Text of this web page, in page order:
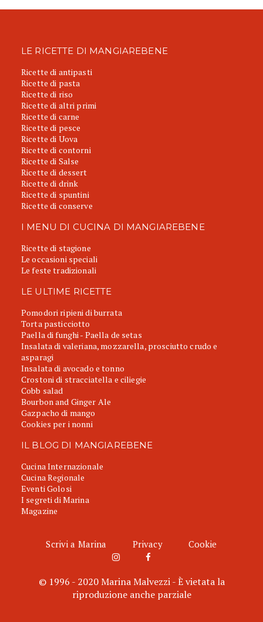
LE RICETTE DI MANGIAREBENE
Ricette di antipasti
Ricette di pasta
Ricette di riso
Ricette di altri primi
Ricette di carne
Ricette di pesce
Ricette di Uova
Ricette di contorni
Ricette di Salse
Ricette di dessert
Ricette di drink
Ricette di spuntini
Ricette di conserve
I MENU DI CUCINA DI MANGIAREBENE
Ricette di stagione
Le occasioni speciali
Le feste tradizionali
LE ULTIME RICETTE
Pomodori ripieni di burrata
Torta pasticciotto
Paella di funghi - Paella de setas
Insalata di valeriana, mozzarella, prosciutto crudo e
asparagi
Insalata di avocado e tonno
Crostoni di stracciatella e ciliegie
Cobb salad
Bourbon and Ginger Ale
Gazpacho di mango
Cookies per i nonni
IL BLOG DI MANGIAREBENE
Cucina Internazionale
Cucina Regionale
Eventi Golosi
I segreti di Marina
Magazine
Scrivi a Marina Privacy Cookie
© 1996 - 2020 Marina Malvezzi - È vietata la
riproduzione anche parziale